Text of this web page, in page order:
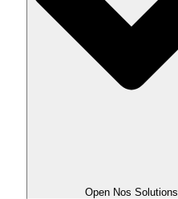
Open Nos Solutions